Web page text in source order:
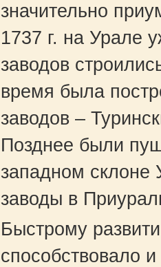
значительно
1737 г. на Урале
заводов
время была
заводов –
Позднее были
западном склоне
заводы в
Быстрому
способствовало